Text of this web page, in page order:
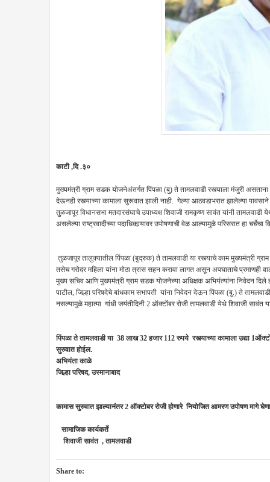
काटी ,दि .३०
मुख्यमंत्री ग्राम सडक योजनेअंतर्गत पिंपळा (बु) ते तामलवाडी रस्त्याला मंजुरी असताना
देऊनही रस्त्याच्या कामाला सुरूवात झाली नाही. गेल्या आठवडाभरात झालेल्या पावसाने
तुुळजापूर विधानसभा मतदारसंघाचे उपाध्यक्ष शिवाजी रामकृष्ण सावंत यांनी तामलवाडी
असलेल्या राष्ट्रवादीच्या पदाधिकार्‍यावर उपोषणाची वेळ आल्यामुळे परिसरात हा चर्चेचा
तुळजापूर तालुक्यातील पिंपळा (बुद्रुक) ते तामलवाडी या रस्त्याचे काम मुख्यमंत्री
तसेच गरोदर महिला यांना मोठा त्रास सहन करावा लागत असून अपघाताचे प्रमाणही
मुख्य सचिव आणि मुख्यमंत्री ग्राम सडक योजनेच्या अधिक्षक अभियंत्यांना निवेदन दिले
पाटील, जिल्हा परिषदेचे बांधकाम सभापती यांना निवेदन देऊन पिंपळा (बु.) ते
नसल्यामुळे महात्मा गांधी जयंतीदिनी 2 ऑक्टोंबर रोजी तामलवाडी येथे शिवाजी
पिंपळा ते तामलवाडी या 38 लाख 32 हजार 112 रुपये रस्त्याच्या कामाला उद्या
सुरुवात होईल.
अभियंता काळे
जिल्हा परिषद, उस्मानाबाद
कामास सुरुवात झाल्यानंतर 2 ऑक्टोबर रोजी होणारे नियोजित आमरण उपोषण मागे
सामाजिक कार्यकर्ते
शिवाजी सावंत , तामलवाडी
Share to: